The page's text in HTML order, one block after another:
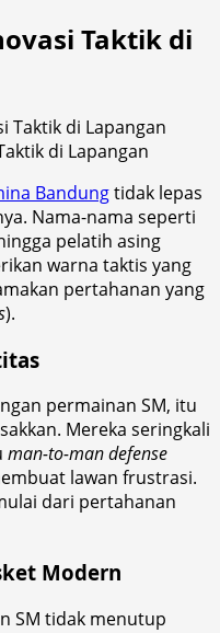
Taktik di
di Lapangan
Bandungtidak lepas
Nama-nama seperti
pelatih asing
warna taktis yang
pertahanan yang
).
permainan SM, itu
Mereka seringkali
man-to-man defense
lawan frustrasi.
dari pertahanan
Modern
SM tidak menutup